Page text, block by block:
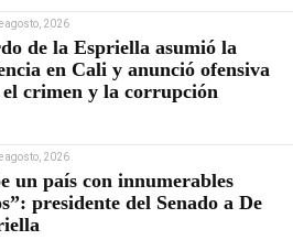
agosto, 2026
de la Espriella asumió la
en Cali y anunció ofensiva
crimen y la corrupción
agosto, 2026
un país con innumerables
presidente del Senado a De